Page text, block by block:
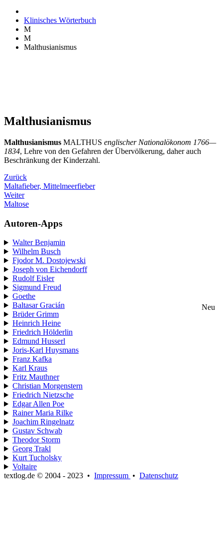
Klinisches Wörterbuch
M
M
Malthusianismus
Malthusianismus
Malthusianismus MALTHUS englischer Nationalökonom 1766—
1834, Lehre von den Gefahren der Übervölkerung, daher auch
Beschränkung der Kinderzahl.
Zurück
Maltafieber, Mittelmeerfieber
Weiter
Maltose
Autoren-Apps
Walter Benjamin
Wilhelm Busch
Fjodor M. Dostojewski
Joseph von Eichendorff
Rudolf Eisler
Sigmund Freud
Goethe
Baltasar Gracián
Neu
Brüder Grimm
Heinrich Heine
Friedrich Hölderlin
Edmund Husserl
Joris-Karl Huysmans
Franz Kafka
Karl Kraus
Fritz Mauthner
Christian Morgenstern
Friedrich Nietzsche
Edgar Allen Poe
Rainer Maria Rilke
Joachim Ringelnatz
Gustav Schwab
Theodor Storm
Georg Trakl
Kurt Tucholsky
Voltaire
textlog.de © 2004 - 2023 • Impressum • Datenschutz